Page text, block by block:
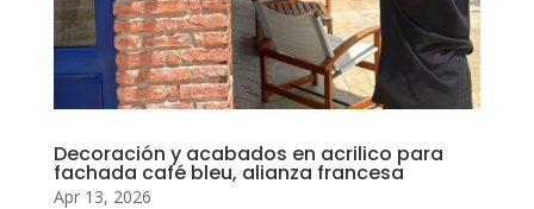
Decoración y acabados en acrilico para
fachada café bleu, alianza francesa
Apr 13, 2026